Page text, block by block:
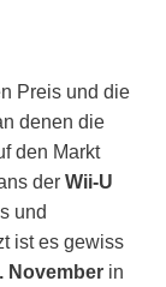
Preis und die
denen die
den Markt
der Wii-U
und
ist es gewiss
November in